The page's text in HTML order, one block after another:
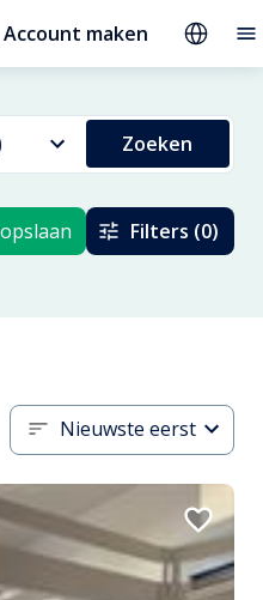
Account maken
Zoeken
Filters (0)
Nieuwste eerst